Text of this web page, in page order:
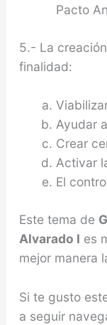
Pacto
5.- La
finalidad:
Ayudar
Crear
Activar
El
Este tema de
Alvarado I es
mejor manera
Si te gusto
a seguir